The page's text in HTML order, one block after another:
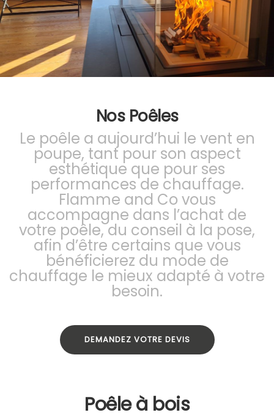
Nos Poêles
Le poêle a aujourd’hui le vent en
poupe, tant pour son aspect
esthétique que pour ses
performances de chauffage.
Flamme and Co vous
accompagne dans l’achat de
votre poêle, du conseil à la pose,
afin d’être certains que vous
bénéficierez du mode de
chauffage le mieux adapté à votre
besoin.
DEMANDEZ VOTRE DEVIS
Poêle à bois